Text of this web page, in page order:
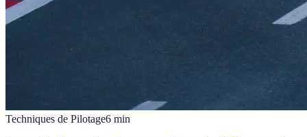
Techniques de Pilotage6 min